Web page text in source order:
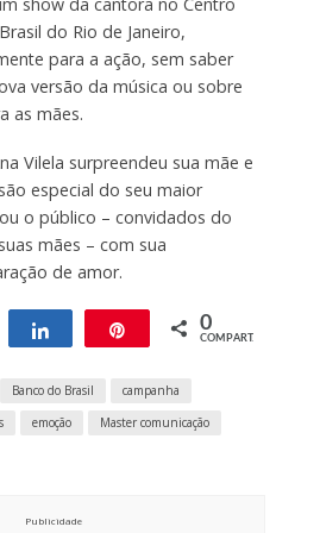
show da cantora no Centro
do Rio de Janeiro,
para a ação, sem saber
versão da música ou sobre
as mães.
Vilela surpreendeu sua mãe e
especial do seu maior
o público – convidados do
mães – com sua
de amor.
Compartilhar 0
COMPART.
Banco do Brasil
campanha
emoção
Master comunicação
Publicidade